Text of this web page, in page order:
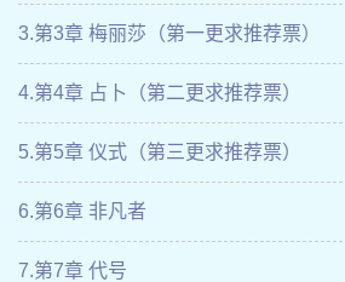
3.第3章 梅丽莎（第一更求推荐票）
4.第4章 占卜（第二更求推荐票）
5.第5章 仪式（第三更求推荐票）
6.第6章 非凡者
7.第7章 代号